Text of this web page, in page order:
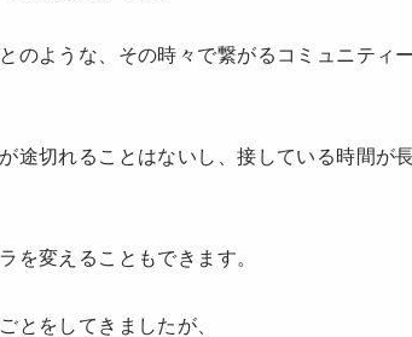
のような、その時々で繋がるコミュニティ
途切れることはないし、接している時間が
を変えることもできます。
とをしてきましたが、